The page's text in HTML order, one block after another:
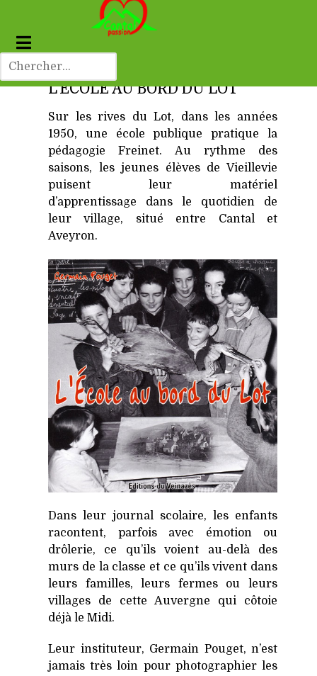
L'ÉCOLE AU BORD DU LOT
Sur les rives du Lot, dans les années
1950, une école publique pratique la
pédagogie Freinet. Au rythme des
saisons, les jeunes élèves de Vieillevie
puisent leur matériel
d’apprentissage dans le quotidien de
leur village, situé entre Cantal et
Aveyron.
Dans leur journal scolaire, les enfants
racontent, parfois avec émotion ou
drôlerie, ce qu’ils voient au-delà des
murs de la classe et ce qu’ils vivent dans
leurs familles, leurs fermes ou leurs
villages de cette Auvergne qui côtoie
déjà le Midi.
Leur instituteur, Germain Pouget, n’est
jamais très loin pour photographier les